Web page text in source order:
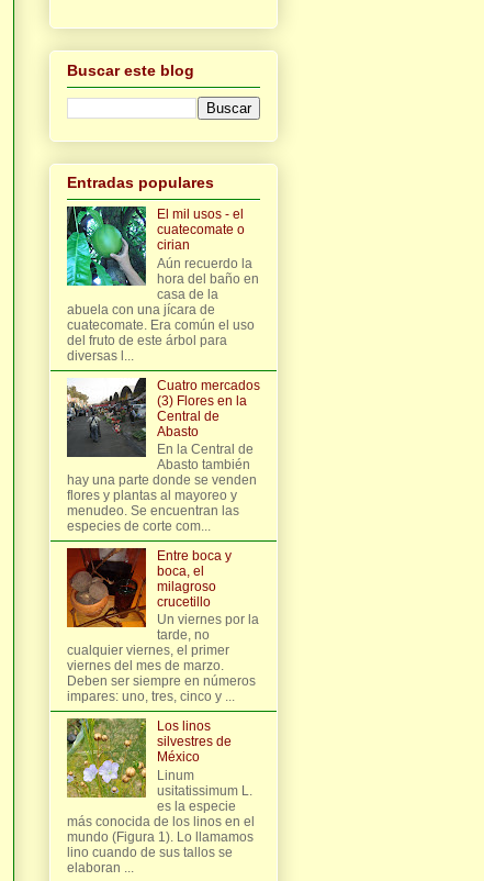
Buscar este blog
Entradas populares
El mil usos - el
cuatecomate o
cirian
Aún recuerdo la
hora del baño en
casa de la
abuela con una jícara de
cuatecomate. Era común el uso
del fruto de este árbol para
diversas l...
Cuatro mercados
(3) Flores en la
Central de
Abasto
En la Central de
Abasto también
hay una parte donde se venden
flores y plantas al mayoreo y
menudeo. Se encuentran las
especies de corte com...
Entre boca y
boca, el
milagroso
crucetillo
Un viernes por la
tarde, no
cualquier viernes, el primer
viernes del mes de marzo.
Deben ser siempre en números
impares: uno, tres, cinco y ...
Los linos
silvestres de
México
Linum
usitatissimum L.
es la especie
más conocida de los linos en el
mundo (Figura 1). Lo llamamos
lino cuando de sus tallos se
elaboran ...